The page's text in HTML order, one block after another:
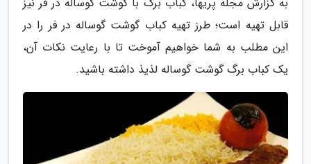
قابل تهیه است؛ طرز تهیه کباب گوشت گوساله در فر را در
این مطلب به شما خواهیم آموخت تا با رعایت نکات آن،
یک کباب برگ گوشت گوساله لذیذ داشته باشید.